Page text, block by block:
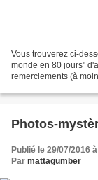
Vous trouverez ci-
monde en 80 jours"
remerciements (à
Photos-
Publié le 29/07/2016
Par mattagumber